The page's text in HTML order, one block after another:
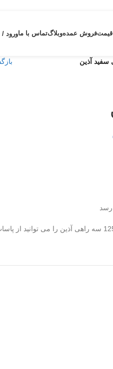
فروش عمدهوبلاگتماس با ماورود /
آذین
سایز 20، 25، 32، 40، 50، 63، 75، 90، 110، 125 سه راهی آذین را می